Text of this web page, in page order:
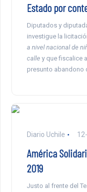
Estado por
Diputados y
investigue la
a nivel nacional de
calle y que fiscalice
presunto abandono
Diario Uchile
América
2019
Justo al frente del